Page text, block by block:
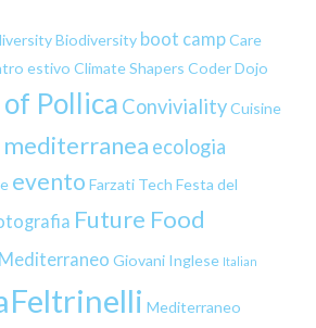
Biodiversity boot campCare
estivo Climate Shapers Coder Dojo
Pollica ConvivialityCuisine
ecologia
evento Farzati Tech Festa del
Future Food
Giovani Inglese Italian
Mediterraneo